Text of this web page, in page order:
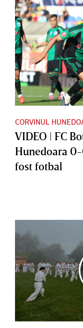
CORVINUL
VIDEO | FC
Hunedoara
fost fotbal